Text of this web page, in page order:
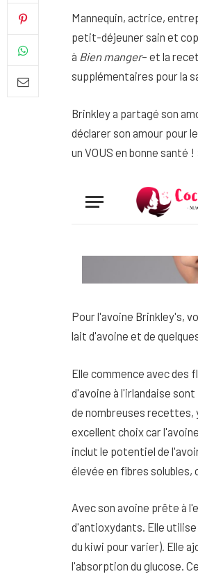
Mannequin, actrice,
petit-déjeuner sain et
à Bien manger– et la
supplémentaires pour la
Brinkley a partagé son
déclarer son amour pour
un VOUS en bonne santé !
Pour l'avoine Brinkley's,
lait d'avoine et de
Elle commence avec des
d'avoine à l'irlandaise
de nombreuses recettes,
excellent choix car
inclut le potentiel de
élevée en fibres solubles,
Avec son avoine prête à
d'antioxydants. Elle
du kiwi pour varier). Elle
l'absorption du glucose.
uniforme et